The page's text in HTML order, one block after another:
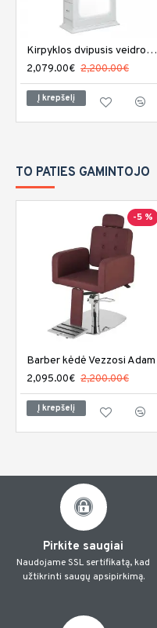
Kirpyklos dvipusis veidrodis DIR Adonis su LED apšvietimu
2,079.00€ 2,200.00€
Į krepšelį
TO PATIES GAMINTOJO
-5 %
Barber kėdė Vezzosi Adam
2,095.00€ 2,200.00€
Į krepšelį
Pirkite saugiai
Naudojame SSL sertifikatą, kad
užtikrinti saugų apsipirkimą.